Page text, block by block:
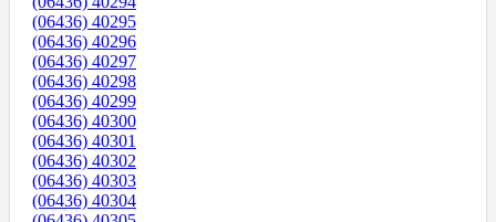
(06436) 40295
(06436) 40296
(06436) 40297
(06436) 40298
(06436) 40299
(06436) 40300
(06436) 40301
(06436) 40302
(06436) 40303
(06436) 40304